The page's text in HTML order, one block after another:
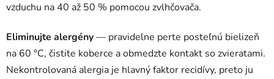
vzduchu na 40 až 50 % pomocou zvlhčovača.
Eliminujte alergény— pravidelne perte posteľnú bielizeň
na 60 °C, čistite koberce a obmedzte kontakt so zvieratami.
Nekontrolovaná alergia je hlavný faktor recidívy, preto ju